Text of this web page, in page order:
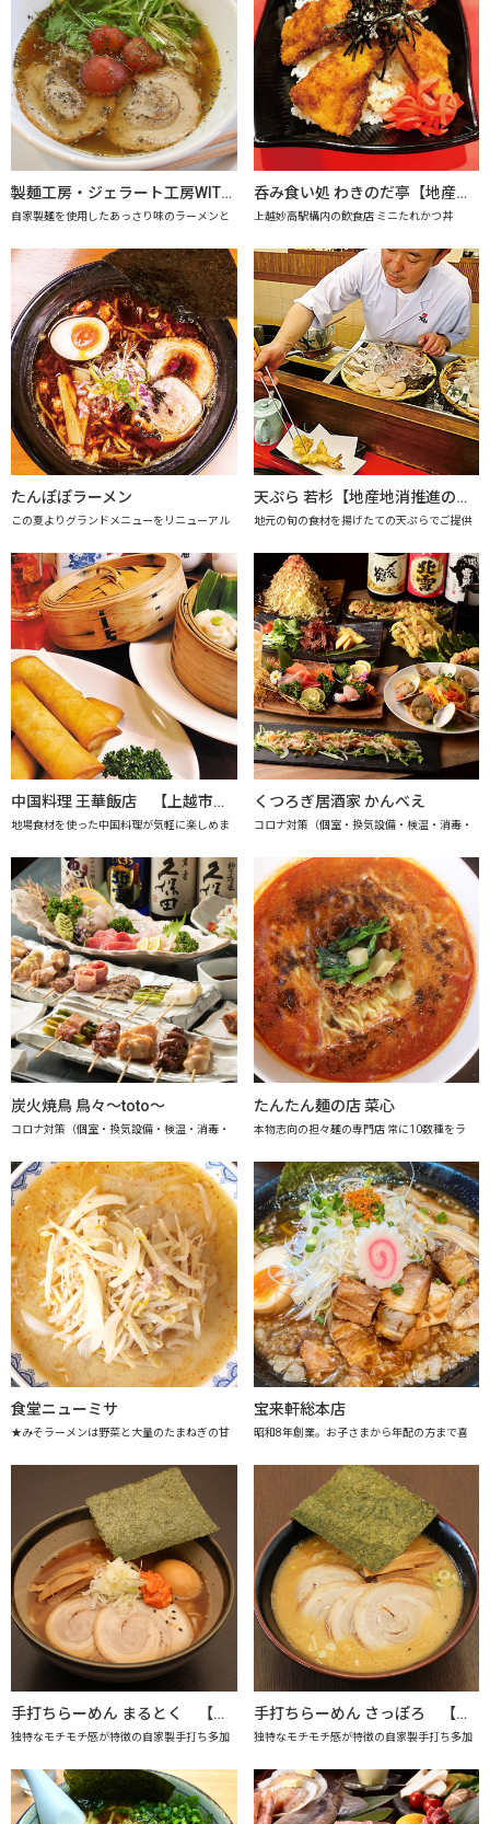
製麺工房・ジェラート工房WITHドリーム
自家製麺を使用したあっさり味のラーメンと
呑み食い処 わきのだ亭【地産地消の店認定店】
上越妙高駅構内の飲食店 ミニたれかつ丼
たんぽぽラーメン
この夏よりグランドメニューをリニューアル
天ぷら 若杉【地産地消推進の店「プレミアム認定店」】
地元の旬の食材を揚げたての天ぷらでご提供
中国料理 王華飯店 【上越市地産地消推進の店認定店】
地場食材を使った中国料理が気軽に楽しめま
くつろぎ居酒家 かんべえ
コロナ対策（個室・換気設備・検温・消毒・
炭火焼鳥 鳥々～toto～
コロナ対策（個室・換気設備・検温・消毒・
たんたん麺の店 菜心
本物志向の担々麺の専門店 常に10数種をラ
食堂ニューミサ
★みそラーメンは野菜と大量のたまねぎの甘
宝来軒総本店
昭和8年創業。お子さまから年配の方まで喜
手打ちらーめん まるとく 【上越市地産地消推進の店認定店】
独特なモチモチ感が特徴の自家製手打ち多加
手打ちらーめん さっぽろ 【上越市地産地消推進の店認定店】
独特なモチモチ感が特徴の自家製手打ち多加